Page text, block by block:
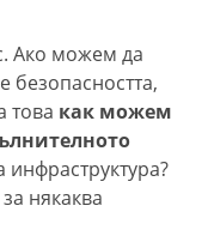
Ако можем да
безопасността,
това как можем
някаква